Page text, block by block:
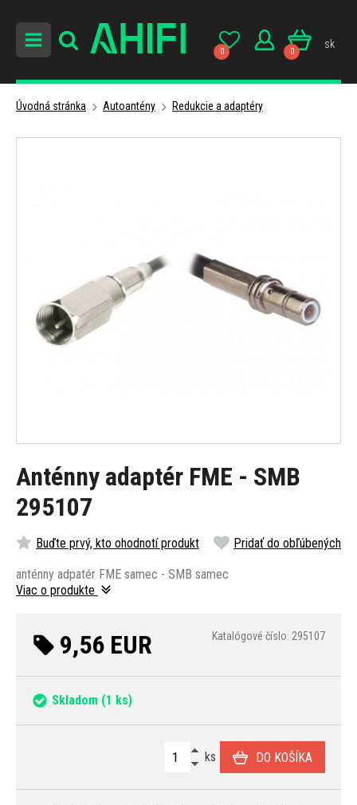
0 0
sk
Úvodná stránka Autoantény Redukcie a adaptéry
Anténny adaptér FME - SMB
295107
Buďte prvý, kto ohodnotí produkt Pridať do obľúbených
anténny adpatér FME samec - SMB samec
Viac o produkte
9,56 EUR Katalógové číslo: 295107
Skladom (1 ks)
ks DO KOŠÍKA